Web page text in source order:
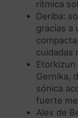
rítmica
Deriba:
gracias a
cuidadas
Gernika,
sónica
fuerte
Alex de